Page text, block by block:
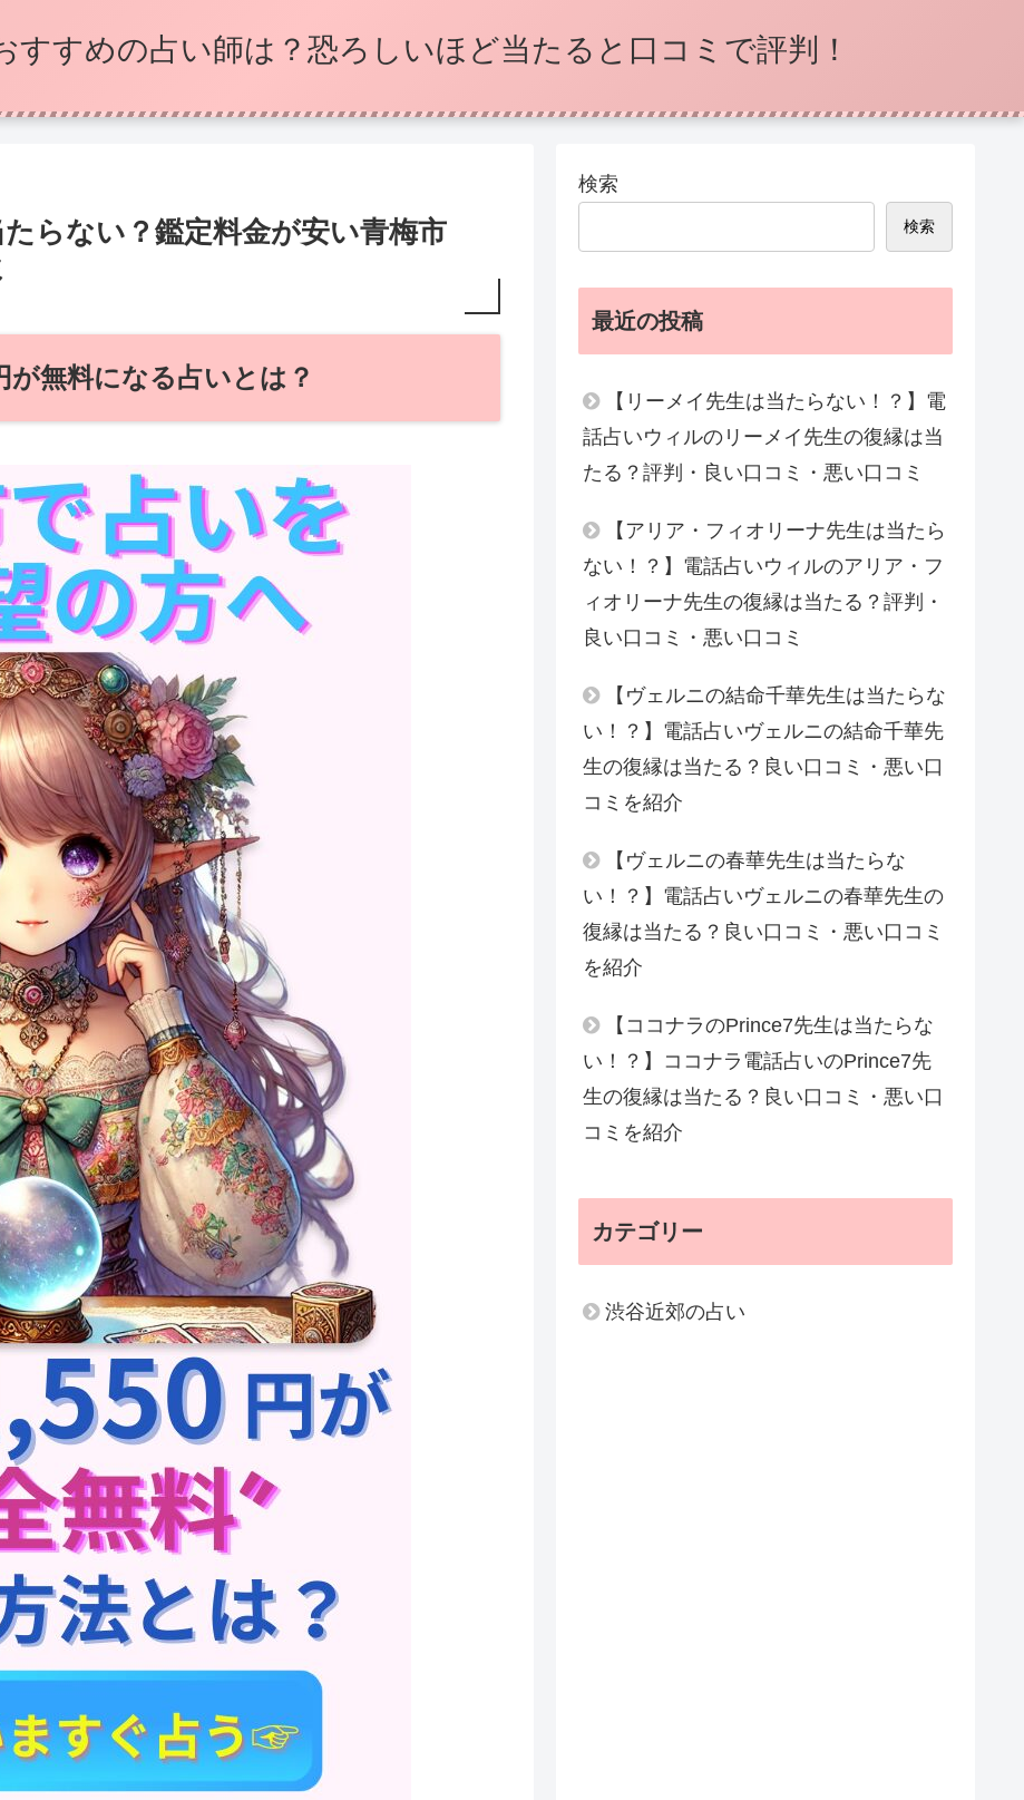
すすめの占い師は？恐ろしいほど当たると口コミで評判！
らない？鑑定料金が安い青梅市
が無料になる占いとは？
検索
検索
最近の投稿
【リーメイ先生は当たらない！？】電
話占いウィルのリーメイ先生の復縁は当
たる？評判・良い口コミ・悪い口コミ
【アリア・フィオリーナ先生は当たら
ない！？】電話占いウィルのアリア・フ
ィオリーナ先生の復縁は当たる？評判・
良い口コミ・悪い口コミ
【ヴェルニの結命千華先生は当たらな
い！？】電話占いヴェルニの結命千華先
生の復縁は当たる？良い口コミ・悪い口
コミを紹介
【ヴェルニの春華先生は当たらな
い！？】電話占いヴェルニの春華先生の
復縁は当たる？良い口コミ・悪い口コミ
を紹介
【ココナラのPrince7先生は当たらな
い！？】ココナラ電話占いのPrince7先
生の復縁は当たる？良い口コミ・悪い口
コミを紹介
カテゴリー
渋谷近郊の占い